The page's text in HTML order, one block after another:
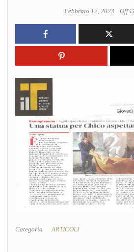
Febbraio 12, 2023 Off
Categoria ARTICOLI